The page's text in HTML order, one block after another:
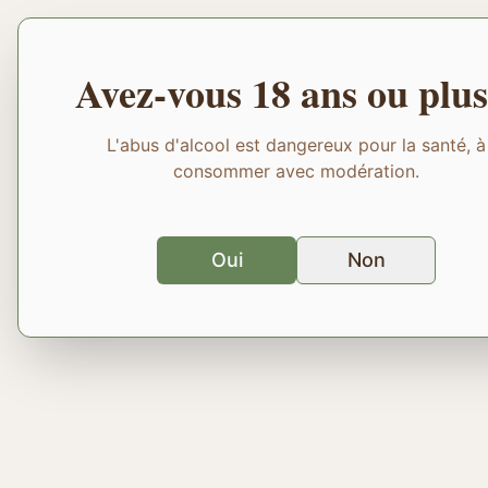
Avez-vous 18 ans ou
L'abus d'alcool est dangereux pour la santé, à
consommer avec modération.
Oui Non